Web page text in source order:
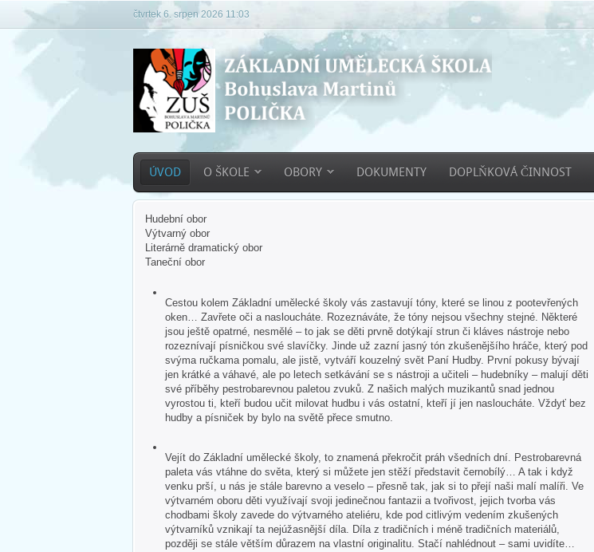
čtvrtek 6. srpen 2026 11:03
ÚVOD O ŠKOLE OBORY DOKUMENTY DOPLŇKOVÁ ČINNOST
Hudební obor
Výtvarný obor
Literárně dramatický obor
Taneční obor
Cestou kolem Základní umělecké školy vás zastavují tóny, které se linou z pootevřených
oken… Zavřete oči a nasloucháte. Rozeznáváte, že tóny nejsou všechny stejné. Některé
jsou ještě opatrné, nesmělé – to jak se děti prvně dotýkají strun či kláves nástroje nebo
rozeznívají písničkou své slavíčky. Jinde už zazní jasný tón zkušenějšího hráče, který pod
svýma ručkama pomalu, ale jistě, vytváří kouzelný svět Paní Hudby. První pokusy bývají
jen krátké a váhavé, ale po letech setkávání se s nástroji a učiteli – hudebníky – malují děti
své příběhy pestrobarevnou paletou zvuků. Z našich malých muzikantů snad jednou
vyrostou ti, kteří budou učit milovat hudbu i vás ostatní, kteří jí jen nasloucháte. Vždyť bez
hudby a písniček by bylo na světě přece smutno.
Vejít do Základní umělecké školy, to znamená překročit práh všedních dní. Pestrobarevná
paleta vás vtáhne do světa, který si můžete jen stěží představit černobílý… A tak i když
venku prší, u nás je stále barevno a veselo – přesně tak, jak si to přejí naši malí malíři. Ve
výtvarném oboru děti využívají svoji jedinečnou fantazii a tvořivost, jejich tvorba vás
chodbami školy zavede do výtvarného ateliéru, kde pod citlivým vedením zkušených
výtvarníků vznikají ta nejúžasnější díla. Díla z tradičních i méně tradičních materiálů,
později se stále větším důrazem na vlastní originalitu. Stačí nahlédnout – sami uvidíte…